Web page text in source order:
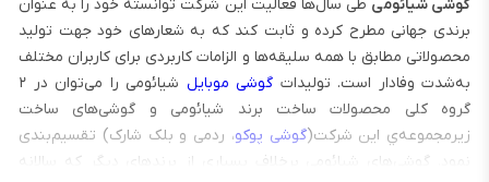
گوشی شیائومی طی سال‌ها فعالیت این شرکت توانسته خود را به عنوان
برندی جهانی مطرح کرده و ثابت کند که به شعارهای خود جهت تولید
محصولاتی مطابق با همه سلیقه‌ها و الزامات کاربردی برای کاربران مختلف
به‌شدت وفادار است. تولیدات گوشی موبایل
شیائومی را می‌توان در ۲
گروه کلی محصولات ساخت برند شیائومی و گوشی‌های ساخت
زیرمجموعه‌‌ي این شرکت(گوشی پوکو، ردمی و بلک شارک) تقسیم‌بندی
نمود. گوشی‌های شیائومی برخلاف بسیاری از برندهای دیگر که سالانه